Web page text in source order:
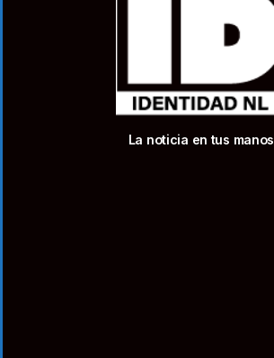
La noticia en tus manos